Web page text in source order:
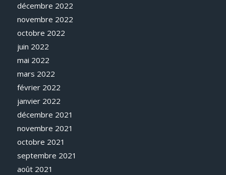
décembre 2022
novembre 2022
octobre 2022
juin 2022
mai 2022
mars 2022
février 2022
janvier 2022
décembre 2021
novembre 2021
octobre 2021
septembre 2021
août 2021